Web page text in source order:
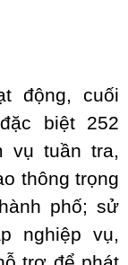
động, cuối
biệt 252
vụ tuần tra,
thông trọng
phố; sử
nghiệp vụ,